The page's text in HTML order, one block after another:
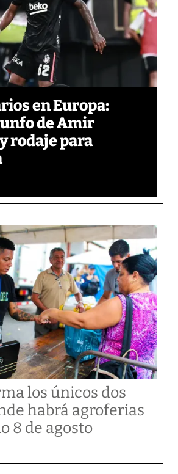
en Europa:
de Amir
rodaje para
los únicos dos
habrá agroferias
8 de agosto